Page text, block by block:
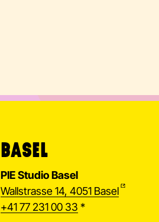
BASEL
PIE Studio Basel
Wallstrasse 14, 4051 Basel
+41 77 231 00 33 *